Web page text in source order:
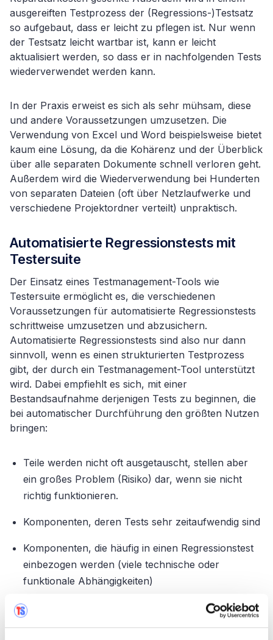
ausgereiften Testprozess der (Regressions-)Testsatz
so aufgebaut, dass er leicht zu pflegen ist. Nur wenn
der Testsatz leicht wartbar ist, kann er leicht
aktualisiert werden, so dass er in nachfolgenden Tests
wiederverwendet werden kann.
In der Praxis erweist es sich als sehr mühsam, diese
und andere Voraussetzungen umzusetzen. Die
Verwendung von Excel und Word beispielsweise bietet
kaum eine Lösung, da die Kohärenz und der Überblick
über alle separaten Dokumente schnell verloren geht.
Außerdem wird die Wiederverwendung bei Hunderten
von separaten Dateien (oft über Netzlaufwerke und
verschiedene Projektordner verteilt) unpraktisch.
Automatisierte Regressionstests mit
Testersuite
Der Einsatz eines Testmanagement-Tools wie
Testersuite ermöglicht es, die verschiedenen
Voraussetzungen für automatisierte Regressionstests
schrittweise umzusetzen und abzusichern.
Automatisierte Regressionstests sind also nur dann
sinnvoll, wenn es einen strukturierten Testprozess
gibt, der durch ein Testmanagement-Tool unterstützt
wird. Dabei empfiehlt es sich, mit einer
Bestandsaufnahme derjenigen Tests zu beginnen, die
bei automatischer Durchführung den größten Nutzen
bringen:
Teile werden nicht oft ausgetauscht, stellen aber
ein großes Problem (Risiko) dar, wenn sie nicht
richtig funktionieren.
Komponenten, deren Tests sehr zeitaufwendig sind
Komponenten, die häufig in einen Regressionstest
einbezogen werden (viele technische oder
funktionale Abhängigkeiten)
Anhand eines Business Case lässt sich abwägen, ob